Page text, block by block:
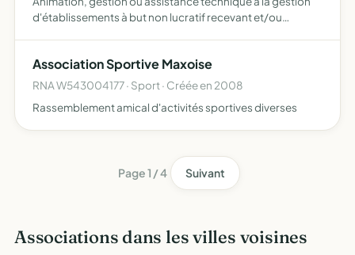
d'établissements à but non lucratif recevant et/ou
d'…
Association Sportive Maxoise
RNA W543004177 · Sport · Créée en 2008
Rassemblement amical d'activités sportives diverses
Page 1 / 4 Suivant
Associations dans les villes voisines